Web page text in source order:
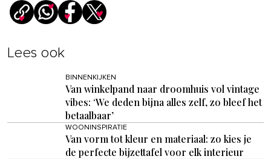
Lees ook
BINNENKIJKEN
Van winkelpand naar droomhuis vol vintage
vibes: ‘We deden bijna alles zelf, zo bleef het
betaalbaar’
WOONINSPIRATIE
Van vorm tot kleur en materiaal: zo kies je
de perfecte bijzettafel voor elk interieur